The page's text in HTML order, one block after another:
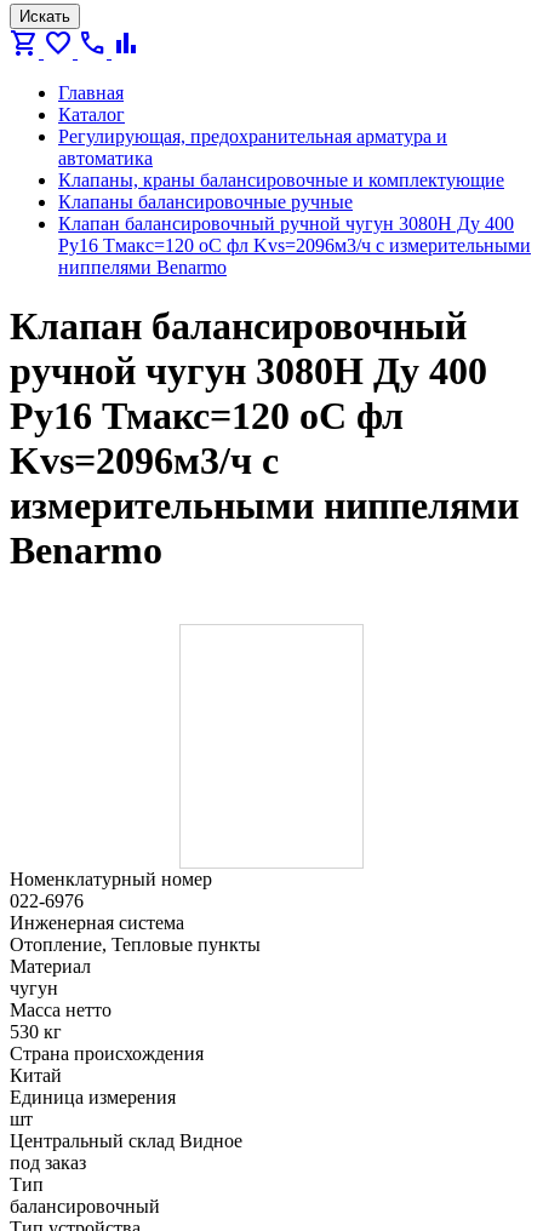
Искать
shopping_cart favorite call bar_chart
Главная
Каталог
Регулирующая, предохранительная арматура и
автоматика
Клапаны, краны балансировочные и комплектующие
Клапаны балансировочные ручные
Клапан балансировочный ручной чугун 3080H Ду 400
Ру16 Тмакс=120 оС фл Kvs=2096м3/ч с измерительными
ниппелями Benarmo
Клапан балансировочный
ручной чугун 3080H Ду 400
Ру16 Тмакс=120 оС фл
Kvs=2096м3/ч с
измерительными ниппелями
Benarmo
Номенклатурный номер
022-6976
Инженерная система
Отопление, Тепловые пункты
Материал
чугун
Масса нетто
530 кг
Страна происхождения
Китай
Единица измерения
шт
Центральный склад Видное
под заказ
Тип
балансировочный